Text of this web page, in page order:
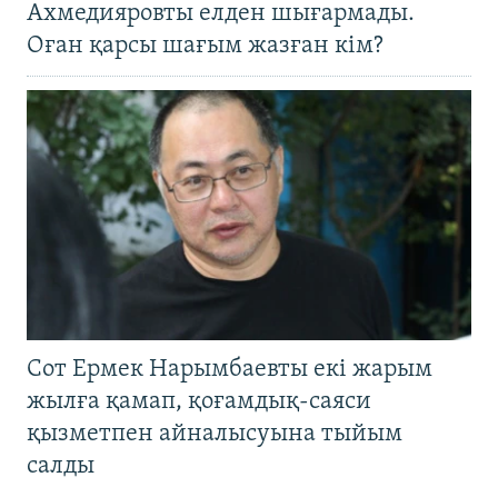
Ахмедияровты елден шығармады.
Оған қарсы шағым жазған кім?
Сот Ермек Нарымбаевты екі жарым
жылға қамап, қоғамдық-саяси
қызметпен айналысуына тыйым
салды